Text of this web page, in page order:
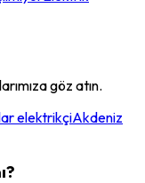
göz atın.
elektrikçiAkdeniz